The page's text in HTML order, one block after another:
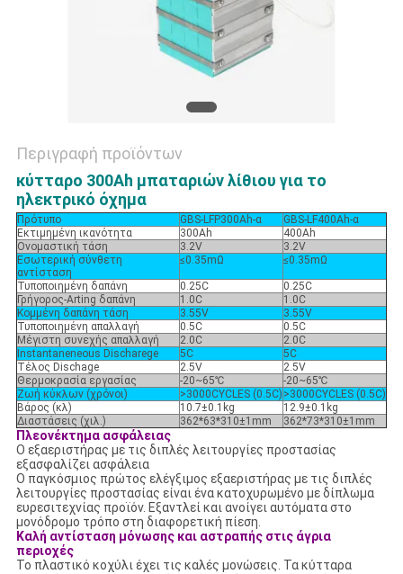
Περιγραφή προϊόντων
κύτταρο 300Ah μπαταριών λίθιου για το
ηλεκτρικό όχημα
Πρότυπο GBS-LFP300Ah-α
GBS-LF400Ah-α
Εκτιμημένη ικανότητα
300Ah
400Ah
Ονομαστική τάση
3.2V
3.2V
Εσωτερική σύνθετη
αντίσταση
≤0.35mΩ ≤0.35mΩ
Τυποποιημένη δαπάνη 0.25C
0.25C
Γρήγορος-Arting δαπάνη
1.0C
1.0C
Κομμένη δαπάνη τάση
3.55V
3.55V
Τυποποιημένη απαλλαγή
0.5C
0.5C
Μέγιστη συνεχής απαλλαγή
2.0C
2.0C
Instantaneneous Discharege
5C
5C
Τέλος Dischage
2.5V
2.5V
Θερμοκρασία εργασίας
-20~65℃
-20~65℃
Ζωή κύκλων (χρόνοι)
>3000CYCLES (0.5C) >3000CYCLES (0.5C)
Βάρος (κλ)
10.7±0.1kg
12.9±0.1kg
Διαστάσεις (χιλ.)
362*63*310±1mm 362*73*310±1mm
Πλεονέκτημα ασφάλειας
Ο εξαεριστήρας με τις διπλές λειτουργίες προστασίας
εξασφαλίζει ασφάλεια
Ο παγκόσμιος πρώτος ελέγξιμος εξαεριστήρας με τις διπλές
λειτουργίες προστασίας είναι ένα κατοχυρωμένο με δίπλωμα
ευρεσιτεχνίας προϊόν. Εξαντλεί και ανοίγει αυτόματα στο
μονόδρομο τρόπο στη διαφορετική πίεση.
Καλή αντίσταση μόνωσης και αστραπής στις άγρια
περιοχές
Το πλαστικό κοχύλι έχει τις καλές μονώσεις. Τα κύτταρα